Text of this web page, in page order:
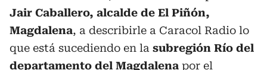
Jair Caballero, alcalde de El Piñón,
Magdalena, a describirle a Caracol Radio lo
que está sucediendo en la subregión Río del
departamento del Magdalena por el